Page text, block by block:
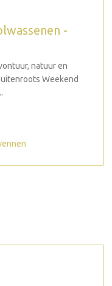
-
natuur en
Weekend